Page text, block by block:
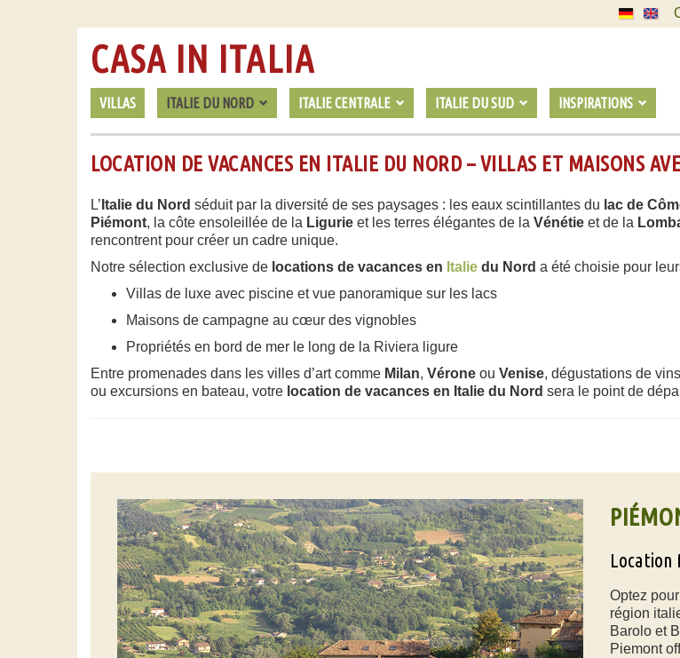
VILLAS ITALIE DU NORD ITALIE CENTRALE ITALIE DU SUD INSPIRATIONS
CASA IN ITALIA
LOCATION DE VACANCES EN ITALIE DU NORD – VILLAS ET MAISONS
L’ Italie du Nord séduit par la diversité de ses paysages : les eaux scintillantes du lac de
Piémont, la côte ensoleillée de la Ligurie et les terres élégantes de la Vénétie et de la
rencontrent pour créer un cadre unique.
Notre sélection exclusive de locations de vacances en Italie du Nord a été choisie pour
Villas de luxe avec piscine et vue panoramique sur les lacs
Maisons de campagne au cœur des vignobles
Propriétés en bord de mer le long de la Riviera ligure
Entre promenades dans les villes d’art comme Milan, Vérone ou Venise, dégustations de
ou excursions en bateau, votre location de vacances en Italie du Nord sera le point de
Location
Optez
région
Barolo et
Piemont